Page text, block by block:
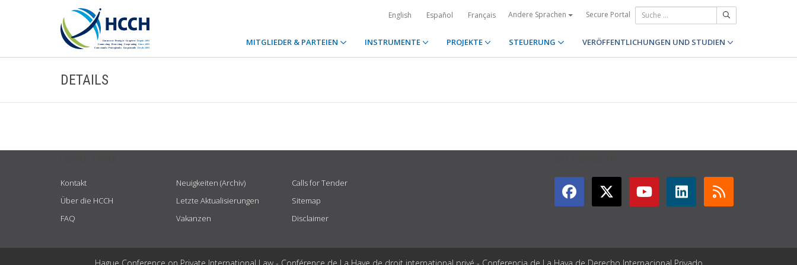
English Español Français Andere Sprachen Secure Portal
MITGLIEDER & PARTEIEN INSTRUMENTE PROJEKTE STEUERUNG VERÖFFENTLICHUNGEN UND STUDIEN
DETAILS
Kontakt
Über die HCCH
FAQ
Neuigkeiten (Archiv)
Letzte Aktualisierungen
Vakanzen
Calls for Tender
Sitemap
Disclaimer